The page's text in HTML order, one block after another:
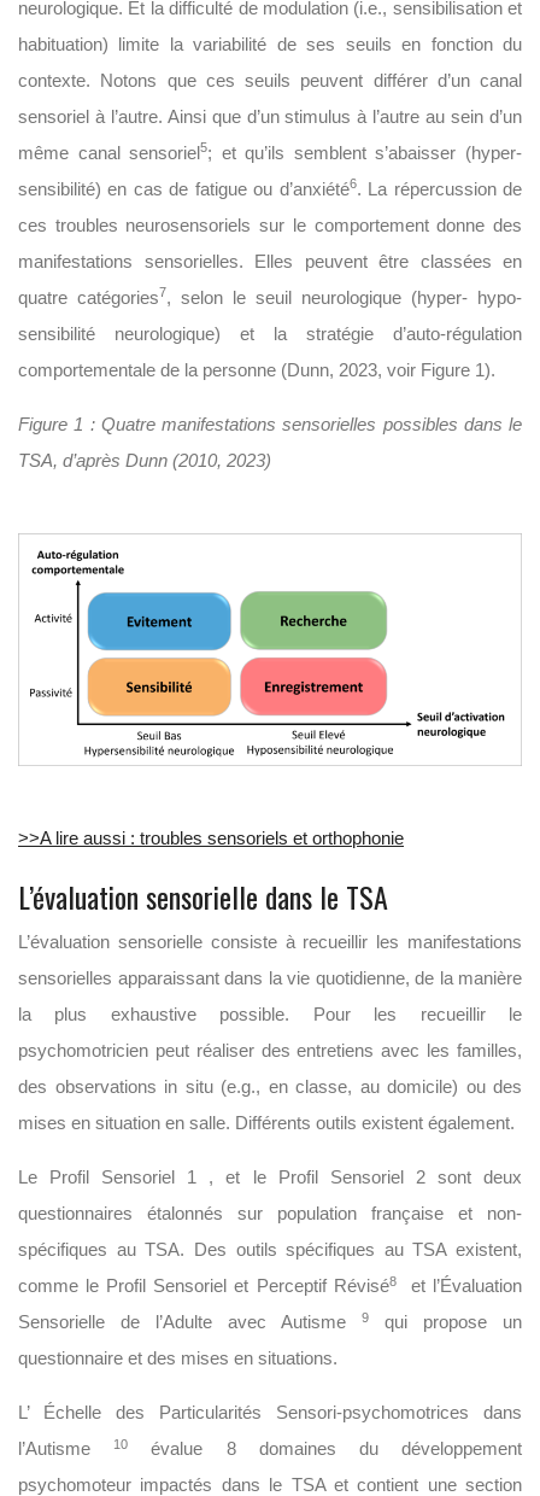
neurologique. Et la difficulté de modulation (i.e., sensibilisation et
habituation) limite la variabilité de ses seuils en fonction du
contexte. Notons que ces seuils peuvent différer d’un canal
sensoriel à l’autre. Ainsi que d’un stimulus à l’autre au sein d’un
même canal sensoriel5; et qu’ils semblent s’abaisser (hyper-
sensibilité) en cas de fatigue ou d’anxiété6. La répercussion de
ces troubles neurosensoriels sur le comportement donne des
manifestations sensorielles. Elles peuvent être classées en
quatre catégories7, selon le seuil neurologique (hyper- hypo-
sensibilité neurologique) et la stratégie d’auto-régulation
comportementale de la personne (Dunn, 2023, voir Figure 1).
Figure 1 : Quatre manifestations sensorielles possibles dans le
TSA, d’après Dunn (2010, 2023)
>>A lire aussi : troubles sensoriels et orthophonie
L’évaluation sensorielle dans le TSA
L’évaluation sensorielle consiste à recueillir les manifestations
sensorielles apparaissant dans la vie quotidienne, de la manière
la plus exhaustive possible. Pour les recueillir le
psychomotricien peut réaliser des entretiens avec les familles,
des observations in situ (e.g., en classe, au domicile) ou des
mises en situation en salle. Différents outils existent également.
Le Profil Sensoriel 1 , et le Profil Sensoriel 2 sont deux
questionnaires étalonnés sur population française et non-
spécifiques au TSA. Des outils spécifiques au TSA existent,
comme le Profil Sensoriel et Perceptif Révisé8et l’Évaluation
Sensorielle de l’Adulte avec Autisme
9
qui propose un
questionnaire et des mises en situations.
L’ Échelle des Particularités Sensori-psychomotrices dans
l’Autisme
10
évalue 8 domaines du développement
psychomoteur impactés dans le TSA et contient une section